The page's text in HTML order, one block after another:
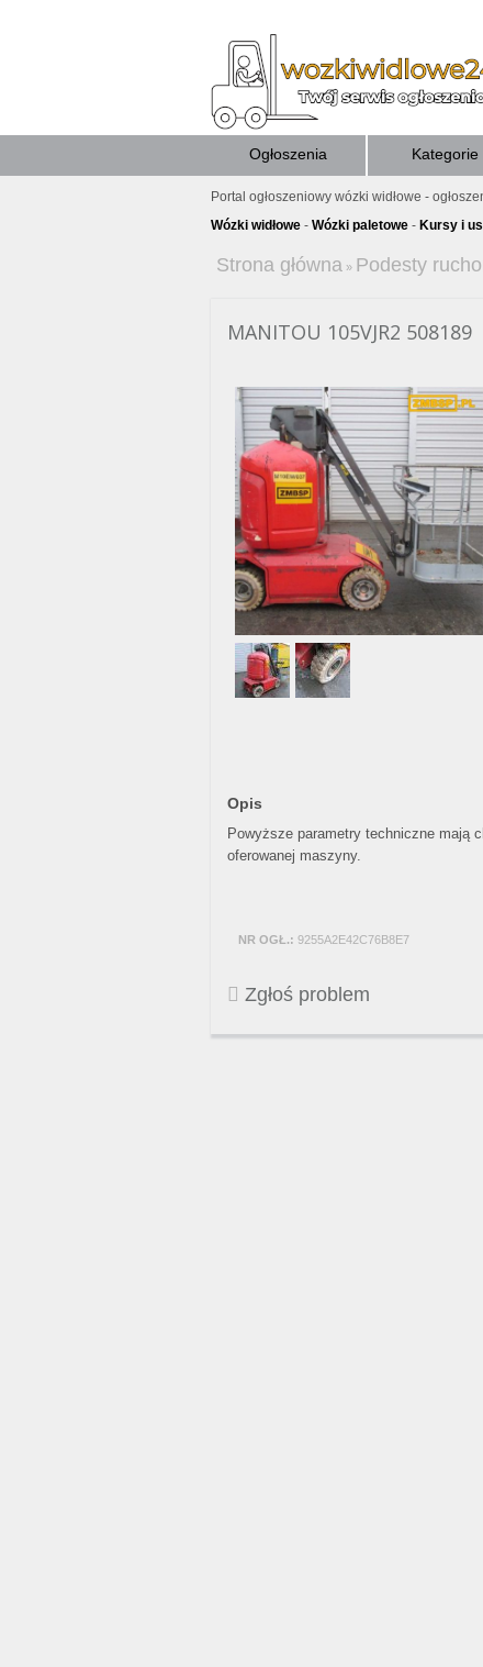
Ogłoszenia Kategorie
Portal ogłoszeniowy wózki widłowe -
Wózki widłowe - Wózki paletowe - Kursy i
Strona główna » Podesty
MANITOU 105VJR2 508189
Opis
Powyższe parametry techniczne mają
oferowanej maszyny.
NR OGŁ.: 9255A2E42C76B8E7
Zgłoś problem